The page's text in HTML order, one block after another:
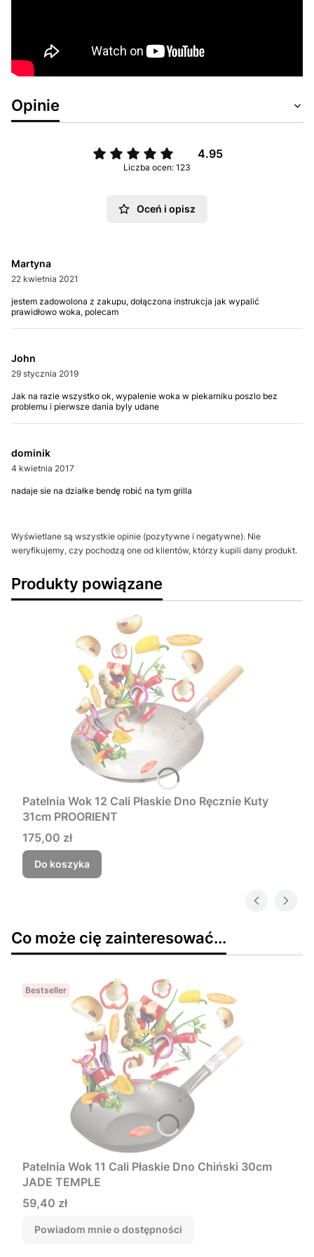
Opinie
4.95
Liczba ocen: 123
Oceń i opisz
Martyna
22 kwietnia 2021
jestem zadowolona z zakupu, dołączona instrukcja jak wypalić
prawidłowo woka, polecam
John
29 stycznia 2019
Jak na razie wszystko ok, wypalenie woka w piekarniku poszlo bez
problemu i pierwsze dania byly udane
dominik
4 kwietnia 2017
nadaje sie na działke bendę robić na tym grilla
Wyświetlane są wszystkie opinie (pozytywne i negatywne). Nie
weryfikujemy, czy pochodzą one od klientów, którzy kupili dany produkt.
Produkty powiązane
Patelnia Wok 12 Cali Płaskie Dno Ręcznie Kuty
31cm PROORIENT
Cena
175,00 zł
Do koszyka
Co może cię zainteresować...
Bestseller
Patelnia Wok 11 Cali Płaskie Dno Chiński 30cm
JADE TEMPLE
Cena
59,40 zł
Powiadom mnie o dostępności